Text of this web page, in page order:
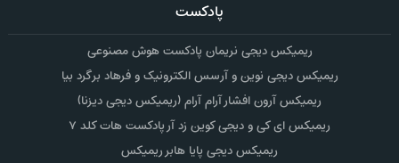
پادکست
ریمیکس دیجی نریمان پادکست هوش مصنوعی
ریمیکس دیجی نوین و آرسس الکترونیک و فرهاد برگرد بیا
ریمیکس آرون افشار آرام آرام (ریمیکس دیجی دیزنا)
ریمیکس ای کی و دیجی کوین زد آر پادکست هات کلد ۷
ریمیکس دیجی پایا هابر ریمیکس